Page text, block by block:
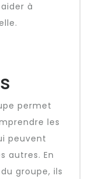
à
permet
les
peuvent
autres. En
groupe, ils